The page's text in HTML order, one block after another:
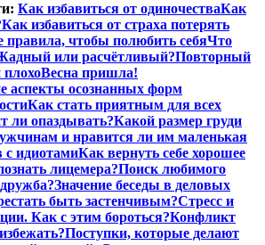
Как избавиться от одиночестваКак
Как избавиться от страха потерять
правила, чтобы полюбить себяЧто
или расчётливый?Повторный
Весна пришла!
аспекты осознанных форм
Как стать приятным для всех
ли опаздывать?Какой размер груди
и нравится ли им маленькая
с идиотамиКак вернуть себе хорошее
лицемера?Поиск любимого
Значение беседы в деловых
быть застенчивым?Стресс и
Как с этим бороться?Конфликт
Поступки, которые делают